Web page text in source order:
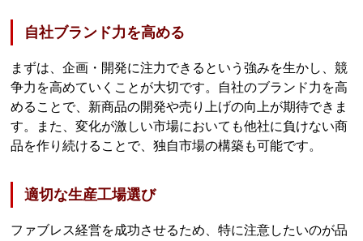
自社ブランド力を高める
まずは、企画・開発に注力できるという強みを生かし、競
争力を高めていくことが大切です。自社のブランド力を高
めることで、新商品の開発や売り上げの向上が期待できま
す。また、変化が激しい市場においても他社に負けない商
品を作り続けることで、独自市場の構築も可能です。
適切な生産工場選び
ファブレス経営を成功させるため、特に注意したいのが品